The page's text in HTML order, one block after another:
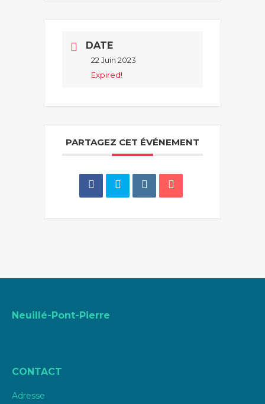
DATE
22 Juin 2023
Expired!
PARTAGEZ CET ÉVÉNEMENT
Neuillé-Pont-Pierre
CONTACT
Adresse